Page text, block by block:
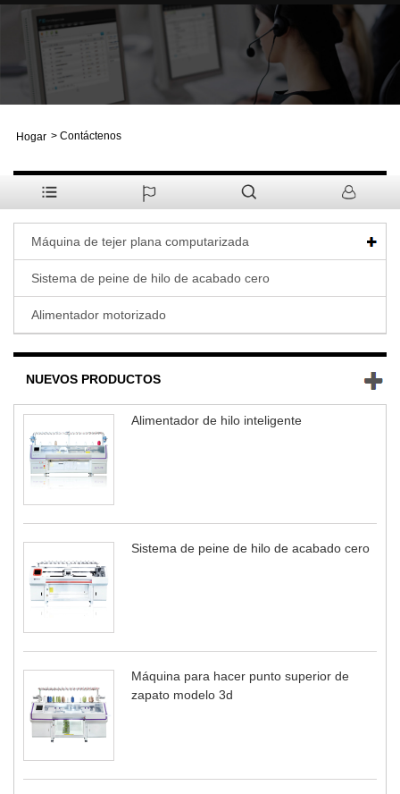
Hogar > Contáctenos
PRODUCTOS
Máquina de tejer plana computarizada
Sistema de peine de hilo de acabado cero
Alimentador motorizado
NUEVOS PRODUCTOS
Alimentador de hilo inteligente
Sistema de peine de hilo de acabado cero
Máquina para hacer punto superior de
zapato modelo 3d